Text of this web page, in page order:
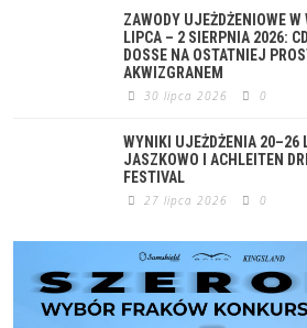
ZAWODY UJEŻDŻENIOWE W
LIPCA – 2 SIERPNIA 2026:
DOSSE NA OSTATNIEJ
AKWIZGRANEM
30 lipca 2026 0
WYNIKI UJEŻDŻENIA 20–26
JASZKOWO I ACHLEITEN
FESTIVAL
27 lipca 2026 0